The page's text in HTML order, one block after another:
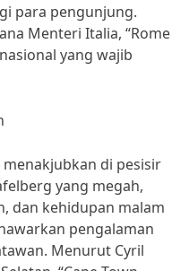
para pengunjung.
Menteri Italia, “Rome
yang wajib
menakjubkan di pesisir
yang megah,
dan kehidupan malam
pengalaman
Menurut Cyril